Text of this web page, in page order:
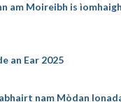
am Moireibh is
an Ear 2025
nam Mòdan